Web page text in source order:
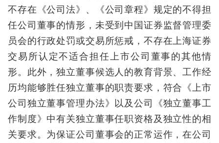
不存在《公司法》、《公司章程》规定的不得担
任公司董事的情形，未受到中国证券监督管理委
员会的行政处罚或交易所惩戒，不存在上海证券
交易所认定不适合担任上市公司董事的其他情
形。此外，独立董事候选人的教育背景、工作经
历均能够胜任独立董事的职责要求，符合《上市
公司独立董事管理办法》以及公司《独立董事工
作制度》中有关独立董事任职资格及独立性的相
关要求。为保证公司董事会的正常运作，在公司